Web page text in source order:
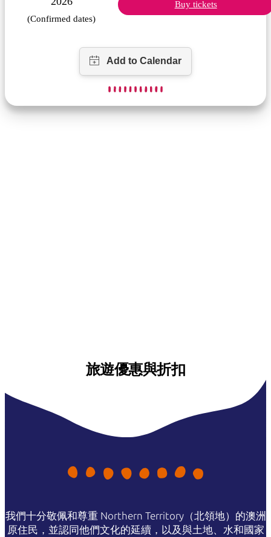
(Confirmed dates)
Buy tickets
旅遊優惠與折扣
我們十分敬佩和尊重 Northern Territory（北領地）的澳洲
原住民，並認同他們文化的延續，以及與土地、水和國家